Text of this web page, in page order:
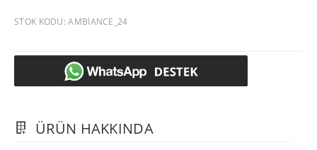
STOK KODU: AMBIANCE_24
ÜRÜN HAKKINDA